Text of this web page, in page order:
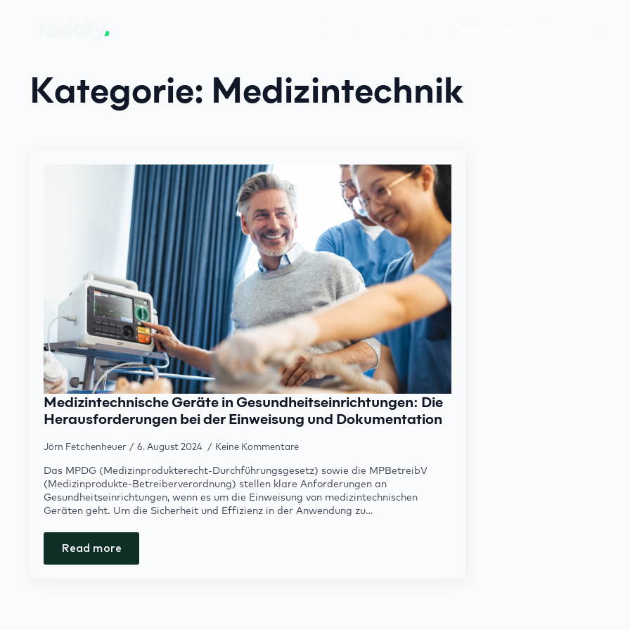
Kategorie: Medizintechnik
Medizintechnische Geräte in Gesundheitseinrichtungen: Die
Herausforderungen bei der Einweisung und Dokumentation
Jörn Fetchenheuer 6. August 2024 Keine Kommentare
Das MPDG (Medizinprodukterecht-Durchführungsgesetz) sowie die MPBetreibV
(Medizinprodukte-Betreiberverordnung) stellen klare Anforderungen an
Gesundheitseinrichtungen, wenn es um die Einweisung von medizintechnischen
Geräten geht. Um die Sicherheit und Effizienz in der Anwendung zu…
Read more